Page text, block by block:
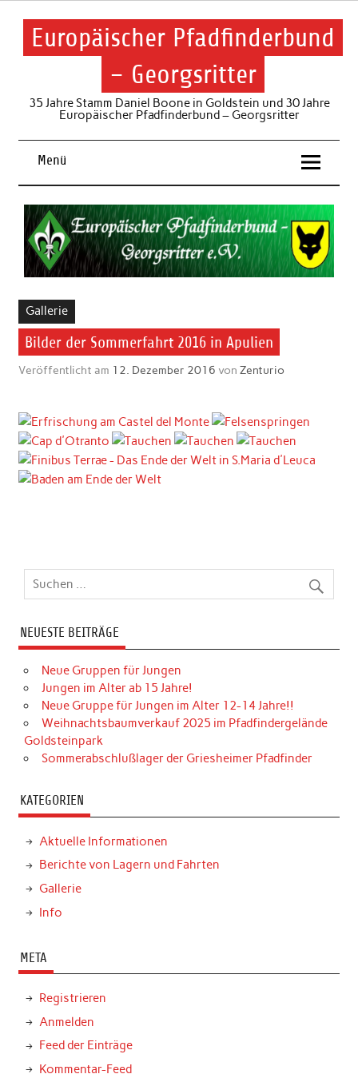
Skip
contentEuropäischer Pfadfinderbund
– Georgsritter
35 Jahre Stamm Daniel Boone in Goldstein und 30 Jahre
Europäischer Pfadfinderbund – Georgsritter
Menü
Gallerie
Bilder der Sommerfahrt 2016 in Apulien
Veröffentlicht am 12. Dezember 2016 von Zenturio
NEUESTE BEITRÄGE
Neue Gruppen für Jungen
Jungen im Alter ab 15 Jahre!
Neue Gruppe für Jungen im Alter 12-14 Jahre!!
Weihnachtsbaumverkauf 2025 im Pfadfindergelände
Goldsteinpark
Sommerabschlußlager der Griesheimer Pfadfinder
KATEGORIEN
Aktuelle Informationen
Berichte von Lagern und Fahrten
Gallerie
Info
META
Registrieren
Anmelden
Feed der Einträge
Kommentar-Feed